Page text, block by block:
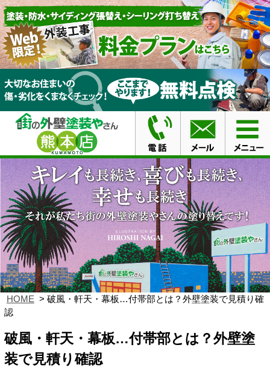
HOME
破風・軒天・幕板…付帯部とは？外壁塗装で見積り確
認
破風・軒天・幕板…付帯部とは？外壁塗
装で見積り確認